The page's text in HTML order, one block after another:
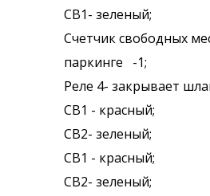
СВ1- зеленый;
Счетчик свободных
паркинге -1;
Реле 4- закрывает
СВ1 - красный;
СВ2- зеленый;
СВ1 - красный;
СВ2- зеленый;